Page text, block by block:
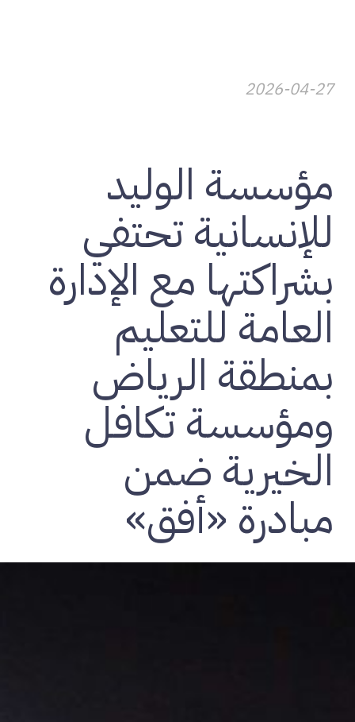
2026-04-27
مؤسسة الوليد
للإنسانية تحتفي
بشراكتها مع الإدارة
العامة للتعليم
بمنطقة الرياض
ومؤسسة تكافل
الخيرية ضمن
مبادرة «أفق»